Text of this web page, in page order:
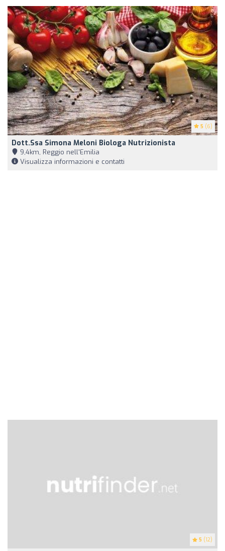
5 (6)
Dott.ssa Simona Meloni Biologa Nutrizionista
9,4km, Reggio nell'Emilia
Visualizza informazioni e contatti
5 (12)